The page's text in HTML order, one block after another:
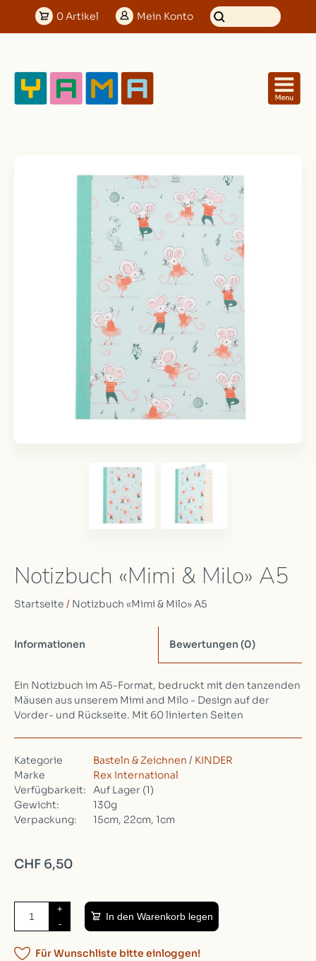
0Artikel Mein Konto
Notizbuch «Mimi & Milo» A5
Startseite / Notizbuch «Mimi & Milo» A5
Informationen Bewertungen (0)
Ein Notizbuch im A5-Format, bedruckt mit den tanzenden
Mäusen aus unserem Mimi and Milo - Design auf der
Vorder- und Rückseite. Mit 60 linierten Seiten
Kategorie Basteln & Zeichnen / KINDER
Marke
Rex International
Verfügbarkeit:
Auf Lager (1)
Gewicht:
130g
Verpackung:
15cm, 22cm, 1cm
CHF 6,50
+
-
In den Warenkorb legen
Für Wunschliste bitte einloggen!